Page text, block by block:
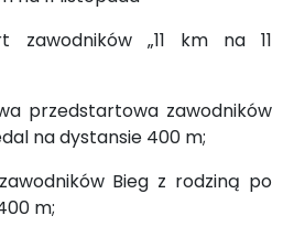
zawodników „11 km na 11
przedstartowa zawodników
na dystansie 400 m;
Bieg z rodziną po
m;